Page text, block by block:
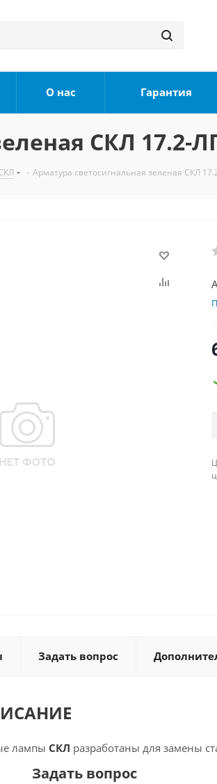
О нас Гарантия
СКЛ 17.2-
- Арматура светосигнальная зеленая СКЛ
Задать вопрос
лампы СКЛ разработаны для замены
Задать вопрос